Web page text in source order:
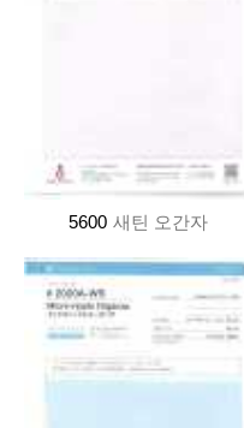
5600 새틴 오간자